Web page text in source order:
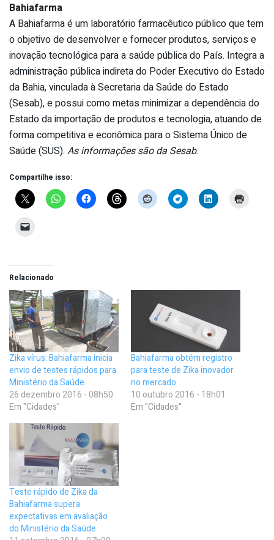
Bahiafarma
A Bahiafarma é um laboratório farmacêutico público que tem
o objetivo de desenvolver e fornecer produtos, serviços e
inovação tecnológica para a saúde pública do País. Integra a
administração pública indireta do Poder Executivo do Estado
da Bahia, vinculada à Secretaria da Saúde do Estado
(Sesab), e possui como metas minimizar a dependência do
Estado da importação de produtos e tecnologia, atuando de
forma competitiva e econômica para o Sistema Único de
Saúde (SUS). As informações são da Sesab.
Compartilhe isso:
Relacionado
Zika vírus: Bahiafarma inicia
envio de testes rápidos para
Ministério da Saúde
26 dezembro 2016 - 08h50
Em "Cidades"
Bahiafarma obtém registro
para teste de Zika inovador
no mercado
10 outubro 2016 - 18h01
Em "Cidades"
Teste rápido de Zika da
Bahiafarma supera
expectativas em avaliação
do Ministério da Saúde